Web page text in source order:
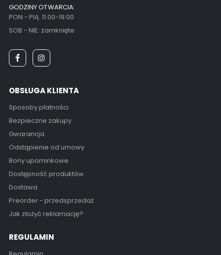
GODZINY OTWARCIA:
PON - PIĄ: 11:00-19:00
SOB - NIE: zamknięte
OBSŁUGA KLIENTA
Sposoby płatności
Bezpieczne zakupy
Gwarancja
Odstąpienie od umowy
Bony upominkowe
Dostępność produktów
Dostawa
Preorder - przedsprzedaż
Jak złożyć reklamację?
REGULAMIN